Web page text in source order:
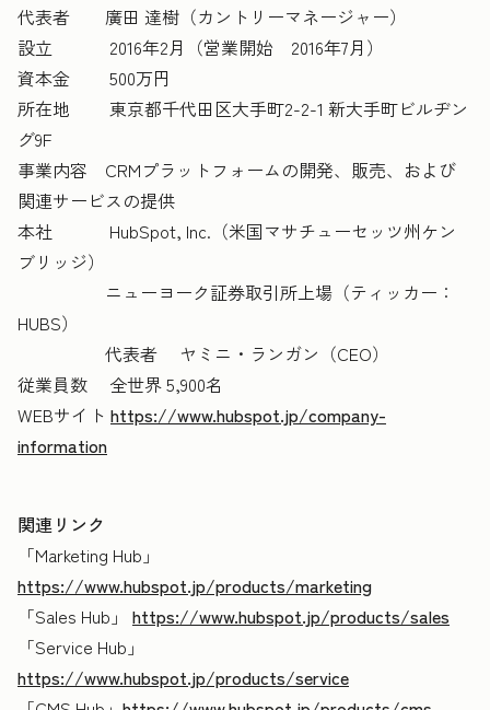
代表者 廣田 達樹（カントリーマネージャー）
設立 2016年2月（営業開始 2016年7月）
資本金 500万円
所在地 東京都千代田区大手町2-2-1 新大手町ビルヂン
グ9F
事業内容 CRMプラットフォームの開発、販売、および
関連サービスの提供
本社 HubSpot, Inc.（米国マサチューセッツ州ケン
ブリッジ）
ニューヨーク証券取引所上場（ティッカー：
HUBS）
代表者 ヤミニ・ランガン（CEO）
従業員数 全世界 5,900名
WEBサイト https://www.hubspot.jp/company-
information
関連リンク
「Marketing Hub」
https://www.hubspot.jp/products/marketing
「Sales Hub」 https://www.hubspot.jp/products/sales
「Service Hub」
https://www.hubspot.jp/products/service